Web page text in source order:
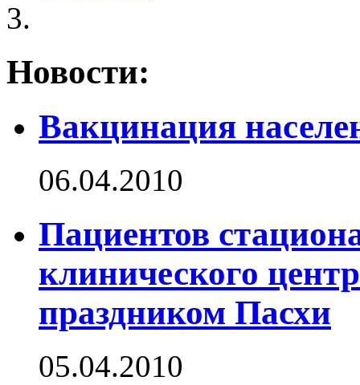
Новости:
Вакцинация
06.04.2010
Пациентов
клинического
праздником Пасхи
05.04.2010